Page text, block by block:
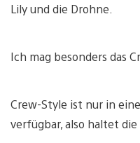
Lily und die Drohne.
Ich mag besonders das
Crew-Style ist nur in
verfügbar, also haltet die